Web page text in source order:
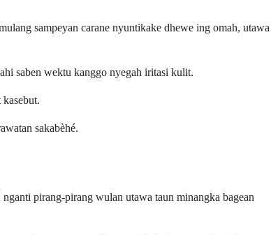
sampeyan carane nyuntikake dhewe ing omah, utawa
saben wektu kanggo nyegah iritasi kulit.
sakabèhé.
pirang-pirang wulan utawa taun minangka bagean